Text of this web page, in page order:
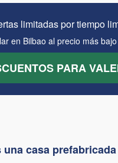
limitadas por tiempo
en Bilbao al precio más
PARA
una casa